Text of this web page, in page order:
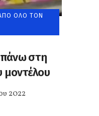
ΌΛΟ ΤΟΝ
πάνω στη
μοντέλου
2022